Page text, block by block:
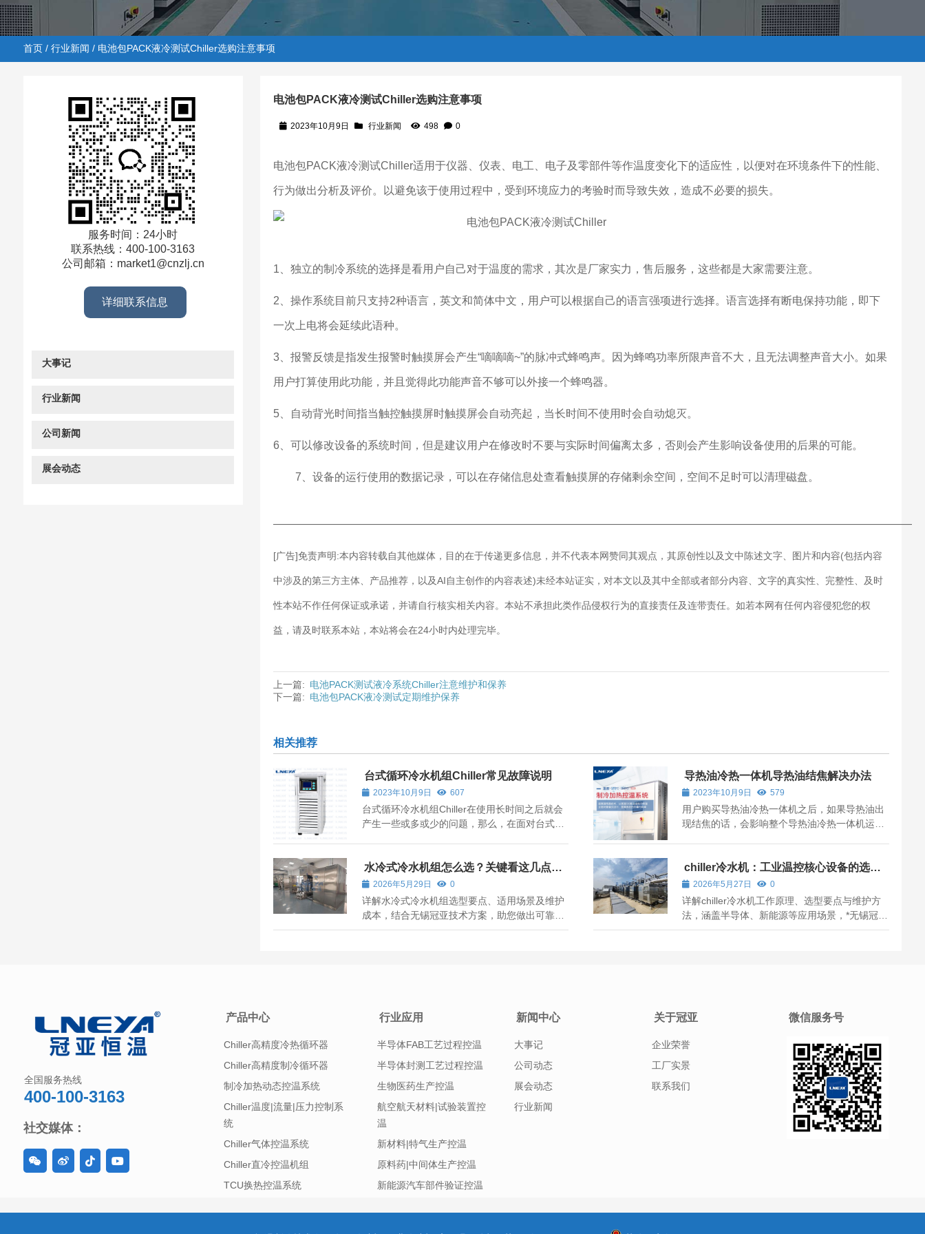
行业新闻/ 电池包PACK液冷测试Chiller选购注意事项
首页/ 行业新闻 / 电池包PACK液冷测试Chiller选购注意事项
电池包PACK液冷测试Chiller选购注意事项
2023年10月9日 行业新闻 498 0
电池包PACK液冷测试Chiller适用于仪器、仪表、电工、电子及零部件等作温度变化下的适应性，以便对在环境条件下的性能、
行为做出分析及评价。以避免该于使用过程中，受到环境应力的考验时而导致失效，造成不必要的损失。
1、独立的制冷系统的选择是看用户自己对于温度的需求，其次是厂家实力，售后服务，这些都是大家需要注意。
2、操作系统目前只支持2种语言，英文和简体中文，用户可以根据自己的语言强项进行选择。语言选择有断电保持功能，即下
一次上电将会延续此语种。
3、报警反馈是指发生报警时触摸屏会产生“嘀嘀嘀~”的脉冲式蜂鸣声。因为蜂鸣功率所限声音不大，且无法调整声音大小。如果
用户打算使用此功能，并且觉得此功能声音不够可以外接一个蜂鸣器。
5、自动背光时间指当触控触摸屏时触摸屏会自动亮起，当长时间不使用时会自动熄灭。
6、可以修改设备的系统时间，但是建议用户在修改时不要与实际时间偏离太多，否则会产生影响设备使用的后果的可能。
7、设备的运行使用的数据记录，可以在存储信息处查看触摸屏的存储剩余空间，空间不足时可以清理磁盘。
——————————————————————————————————————————————————————————
[广告]免责声明:本内容转载自其他媒体，目的在于传递更多信息，并不代表本网赞同其观点，其原创性以及文中陈述文字、图片和内容(包括内容
中涉及的第三方主体、产品推荐，以及AI自主创作的内容表述)未经本站证实，对本文以及其中全部或者部分内容、文字的真实性、完整性、及时
性本站不作任何保证或承诺，并请自行核实相关内容。本站不承担此类作品侵权行为的直接责任及连带责任。如若本网有任何内容侵犯您的权
益，请及时联系本站，本站将会在24小时内处理完毕。
上一篇: 电池PACK测试液冷系统Chiller注意维护和保养
下一篇: 电池包PACK液冷测试定期维护保养
相关推荐
台式循环冷水机组Chiller常见故障说明
2023年10月9日 607
台式循环冷水机组Chiller在使用长时间之后就会
产生一些或多或少的问题，那么，在面对台式循
型实验室设计，占地面积小，可节省实验室空
间，直接放在长凳上或地板上即可。台...
导热油冷热一体机导热油结焦解决办法
2023年10月9日 579
用户购买导热油冷热一体机之后，如果导热油出
现结焦的话，会影响整个导热油冷热一体机运
宜牌号的导热油，监测其理化指标变化趋势，导
热油根据使用温度划分牌号。根据加热系统...
水冷式冷水机组怎么选？关键看这几点，
无锡冠亚方案解析
2026年5月29日 0
详解水冷式冷水机组选型要点、适用场景及维护
成本，结合无锡冠亚技术方案，助您做出可靠决
策。
chiller冷水机：工业温控核心设备的选
型、应用与维护指南
2026年5月27日 0
详解chiller冷水机工作原理、选型要点与维护方
法，涵盖半导体、新能源等应用场景，*无锡冠亚
恒温制冷技术有限公司高精度温控解决方案。
服务时间：24小时
联系热线：400-100-3163
公司邮箱：market1@cnzlj.cn
详细联系信息
大事记
行业新闻
公司新闻
展会动态
全国服务热线
400-100-3163
社交媒体：
产品中心
Chiller高精度冷热循环器
Chiller高精度制冷循环器
制冷加热动态控温系统
Chiller温度|流量|压力控制系
统
Chiller气体控温系统
Chiller直冷控温机组
TCU换热控温系统
行业应用
半导体FAB工艺过程控温
半导体封测工艺过程控温
生物医药生产控温
航空航天材料|试验装置控
温
新材料|特气生产控温
原料药|中间体生产控温
新能源汽车部件验证控温
新闻中心
大事记
公司动态
展会动态
行业新闻
关于冠亚
企业荣誉
工厂实景
联系我们
微信服务号